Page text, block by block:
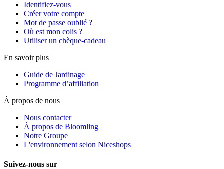
Identifiez-vous
Créer votre compte
Mot de passe oublié ?
Où est mon colis ?
Utiliser un chèque-cadeau
En savoir plus
Guide de Jardinage
Programme d’affiliation
À propos de nous
Nous contacter
À propos de Bloomling
Notre Groupe
L'environnement selon Niceshops
Suivez-nous sur